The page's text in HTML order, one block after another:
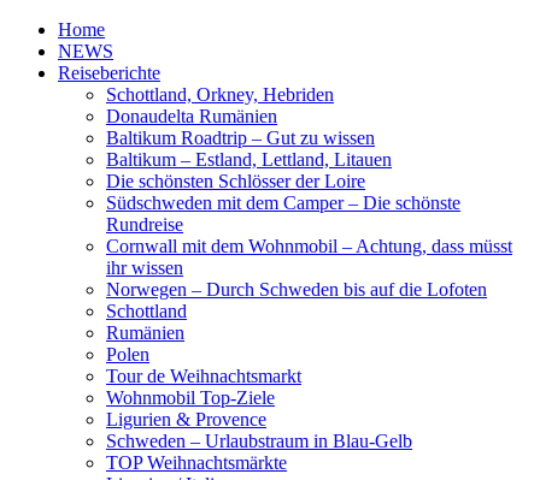
Home
NEWS
Reiseberichte
Schottland, Orkney, Hebriden
Donaudelta Rumänien
Baltikum Roadtrip – Gut zu wissen
Baltikum – Estland, Lettland, Litauen
Die schönsten Schlösser der Loire
Südschweden mit dem Camper – Die schönste
Rundreise
Cornwall mit dem Wohnmobil – Achtung, dass müsst
ihr wissen
Norwegen – Durch Schweden bis auf die Lofoten
Schottland
Rumänien
Polen
Tour de Weihnachtsmarkt
Wohnmobil Top-Ziele
Ligurien & Provence
Schweden – Urlaubstraum in Blau-Gelb
TOP Weihnachtsmärkte